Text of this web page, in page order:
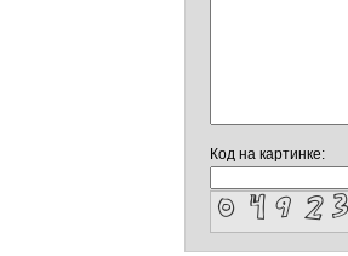
Код на картинке: